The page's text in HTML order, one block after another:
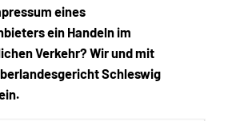
eines
ein Handeln im
Verkehr? Wir und mit
Schleswig